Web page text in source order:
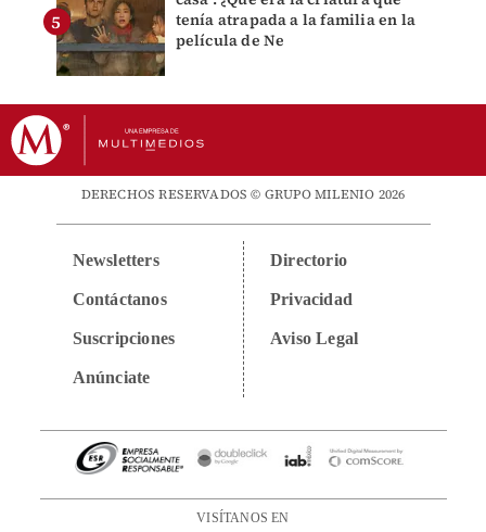
tenía atrapada a la familia en la
película de Ne
DERECHOS RESERVADOS © GRUPO MILENIO 2026
Newsletters
Contáctanos
Suscripciones
Anúnciate
Directorio
Privacidad
Aviso Legal
VISÍTANOS EN